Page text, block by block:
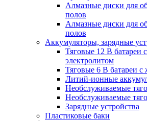
Алмазные диски для
полов
Алмазные диски для
полов
Аккумуляторы, зарядные
Тяговые 12 В батареи
электролитом
Тяговые 6 В батареи
Литий-ионные
Необслуживаемые
Необслуживаемые
Зарядные устройства
Пластиковые баки